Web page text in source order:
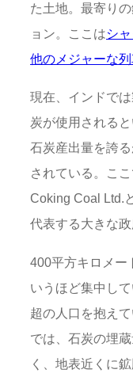
た土地。最寄り
ョン。ここはシ
他のメジャーな
現在、インドで
炭が使用される
石炭産出量を誇
されている。こ
Coking Coal Ltd.
代表する大きな
400平方キロメー
いうほど集中し
超の人口を抱え
では、石炭の埋
く、地表近くに